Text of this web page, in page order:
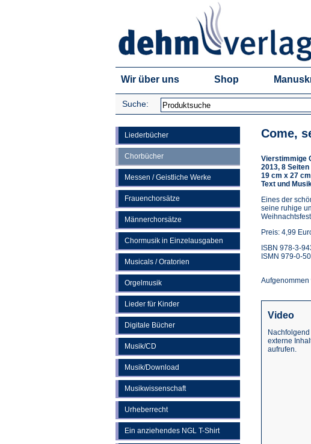
Wir über uns Shop
Suche:
Liederbücher
Chorbücher
Messen / Geistliche Werke
Frauenchorsätze
Männerchorsätze
Chormusik in Einzelausgaben
Musicals / Oratorien
Orgelmusik
Lieder für Kinder
Digitale Bücher
Musik/CD
Musik/Download
Musikwissenschaft
Urheberrecht
Ein anziehendes NGL T-Shirt
Come,
Vierstimmige
2013, 8 Seiten
19 cm x 27 cm
Text und
Eines der
seine ruhige
Preis: 4,99
ISBN 978-3-
ISMN 979-0-
Aufgenommen
Video
externe
aufrufen.